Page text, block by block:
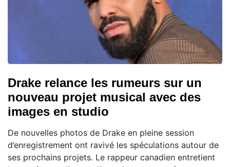
Drake relance les rumeurs sur un
nouveau projet musical avec des
images en studio
De nouvelles photos de Drake en pleine session
d’enregistrement ont ravivé les spéculations autour de
ses prochains projets. Le rappeur canadien entretient